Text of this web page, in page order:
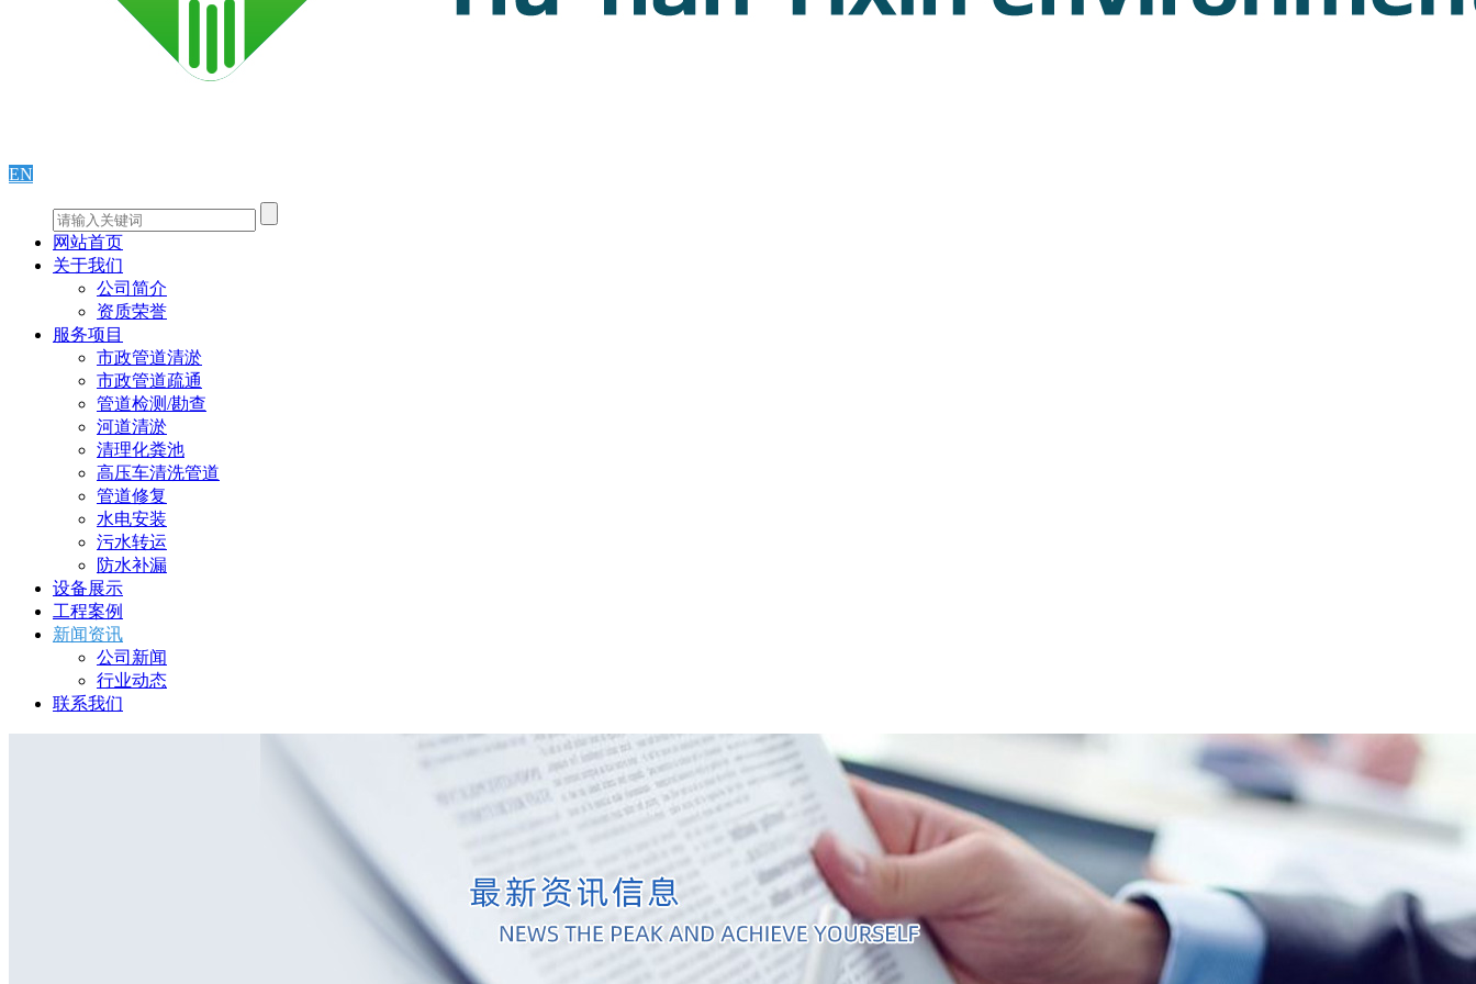
EN
网站首页
关于我们
公司简介
资质荣誉
服务项目
市政管道清淤
市政管道疏通
管道检测/勘查
河道清淤
清理化粪池
高压车清洗管道
管道修复
水电安装
污水转运
防水补漏
设备展示
工程案例
新闻资讯
公司新闻
行业动态
联系我们